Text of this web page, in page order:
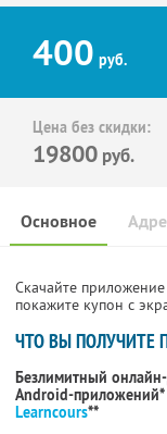
400 руб.
Цена без скидки:
19800 руб.
Основное
Скачайте
покажите купон с
ЧТО ВЫ ПОЛУЧИТЕ
Безлимитный
Android-приложений*
Learncours**